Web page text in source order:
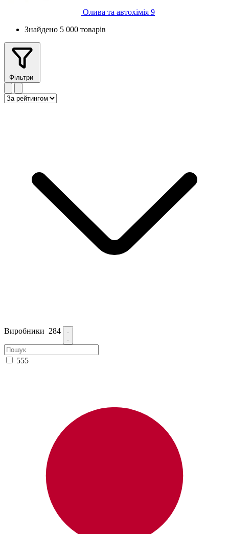
Олива та автохімія 9
Знайдено 5 000 товарів
Фільтри
Виробники 284
555